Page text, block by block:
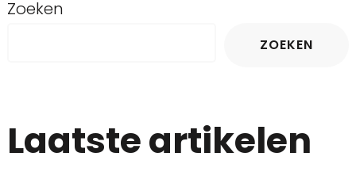
Zoeken
ZOEKEN
Laatste artikelen